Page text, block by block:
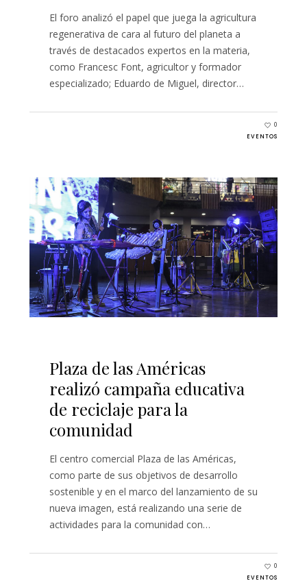
El foro analizó el papel que juega la agricultura
regenerativa de cara al futuro del planeta a
través de destacados expertos en la materia,
como Francesc Font, agricultor y formador
especializado; Eduardo de Miguel, director…
0
EVENTOS
Plaza de las Américas
realizó campaña educativa
de reciclaje para la
comunidad
El centro comercial Plaza de las Américas,
como parte de sus objetivos de desarrollo
sostenible y en el marco del lanzamiento de su
nueva imagen, está realizando una serie de
actividades para la comunidad con…
0
EVENTOS